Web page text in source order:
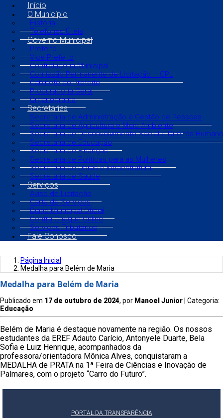
Início
O Município
História
Telefones Úteis
Governo Municipal
Prefeito
Vice Prefeito
Controladoria Municipal
Comissão Permanente de Licitação – CPL
Gabinete do Prefeito
Procuradoria Geral
Organograma
Secretarias
Secretaria de Administração e Gestão de Pessoas
Secretaria de Agricultura e Meio Ambiente
Secretaria de Desenvolvimento Social e Direitos
Secretaria de Educação
Secretaria de Finanças
Secretaria de Políticas para as Mulheres
Secretaria de Obras e Infraestrutura
Secretaria de Saúde
Serviços
Aviso de Licitação
Carta de Serviços
Diário Municipal Oficial
Contra Cheque Online
Serviços Tributários
Fale Conosco
Página Inicial
Medalha para Belém de Maria
Medalha para Belém de Maria
Publicado em 17 de outubro de 2024, por Manoel Junior | Categoria:
Educação
Belém de Maria é destaque novamente na região. Os nossos
estudantes da EREF Adauto Carício, Antonyele Duarte, Bela
Sofia e Luiz Henrique, acompanhados da
professora/orientadora Mônica Alves, conquistaram a
MEDALHA de PRATA na 1ª Feira de Ciências e Inovação de
Palmares, com o projeto “Carro do Futuro”.
PORTAL DA TRANSPARÊNCIA